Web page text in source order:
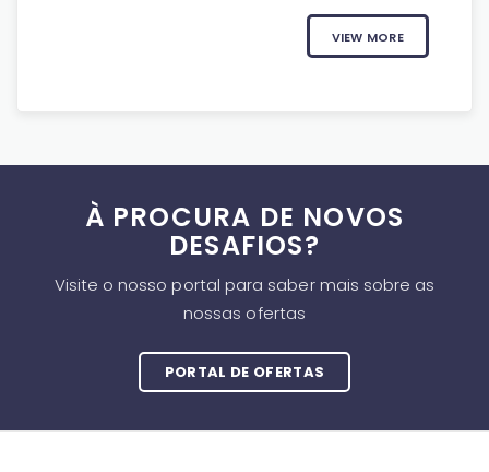
VIEW MORE
À PROCURA DE NOVOS
DESAFIOS?
Visite o nosso portal para saber mais sobre as
nossas ofertas
PORTAL DE OFERTAS